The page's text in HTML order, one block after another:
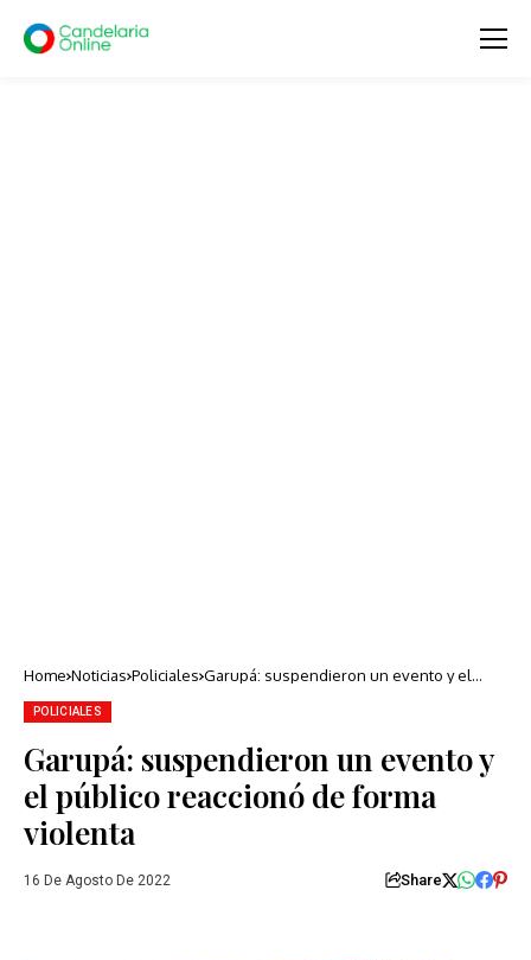
Home Noticias Policiales Garupá: suspendieron un evento y el
POLICIALES
Garupá: suspendieron un evento y
el público reaccionó de forma
violenta
16 De Agosto De 2022 Share